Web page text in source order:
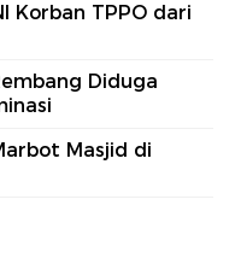
Korban TPPO dari
Diduga
Masjid di